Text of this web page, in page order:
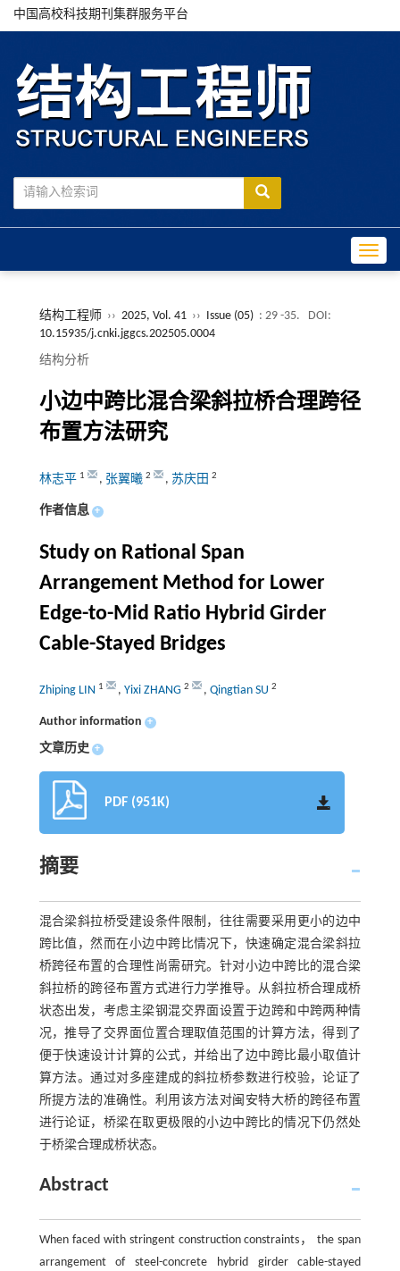
中国高校科技期刊集群服务平台
结构工程师 ›› 2025, Vol. 41 ›› Issue (05) : 29 -35.
DOI:
10.15935/j.cnki.jggcs.202505.0004
结构分析
小边中跨比混合梁斜拉桥合理跨径
布置方法研究
林志平 1 , 张翼曦 2 , 苏庆田 2
作者信息 +
Study on Rational Span
Arrangement Method for Lower
Edge-to-Mid Ratio Hybrid Girder
Cable-Stayed Bridges
Zhiping LIN 1 , Yixi ZHANG 2 , Qingtian SU 2
Author information +
文章历史 +
PDF (951K)
摘要
混合梁斜拉桥受建设条件限制，往往需要采用更小的边中
跨比值，然而在小边中跨比情况下，快速确定混合梁斜拉
桥跨径布置的合理性尚需研究。针对小边中跨比的混合梁
斜拉桥的跨径布置方式进行力学推导。从斜拉桥合理成桥
状态出发，考虑主梁钢混交界面设置于边跨和中跨两种情
况，推导了交界面位置合理取值范围的计算方法，得到了
便于快速设计计算的公式，并给出了边中跨比最小取值计
算方法。通过对多座建成的斜拉桥参数进行校验，论证了
所提方法的准确性。利用该方法对闽安特大桥的跨径布置
进行论证，桥梁在取更极限的小边中跨比的情况下仍然处
于桥梁合理成桥状态。
Abstract
When faced with stringent construction constraints， the span
arrangement of steel-concrete hybrid girder cable-stayed